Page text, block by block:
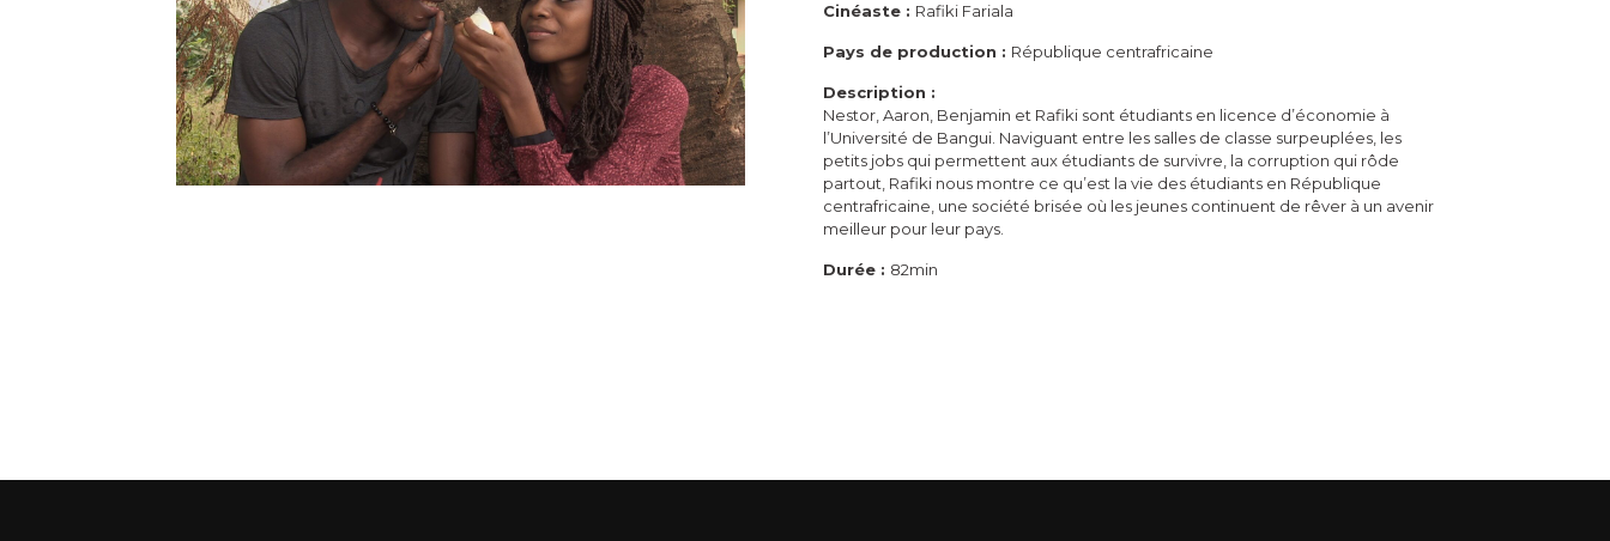
Cinéaste : Rafiki Fariala
Pays de production : République centrafricaine
Description :
Nestor, Aaron, Benjamin et Rafiki sont étudiants en licence d’économie à
l’Université de Bangui. Naviguant entre les salles de classe surpeuplées, les
petits jobs qui permettent aux étudiants de survivre, la corruption qui rôde
partout, Rafiki nous montre ce qu’est la vie des étudiants en République
centrafricaine, une société brisée où les jeunes continuent de rêver à un avenir
meilleur pour leur pays.
Durée : 82min